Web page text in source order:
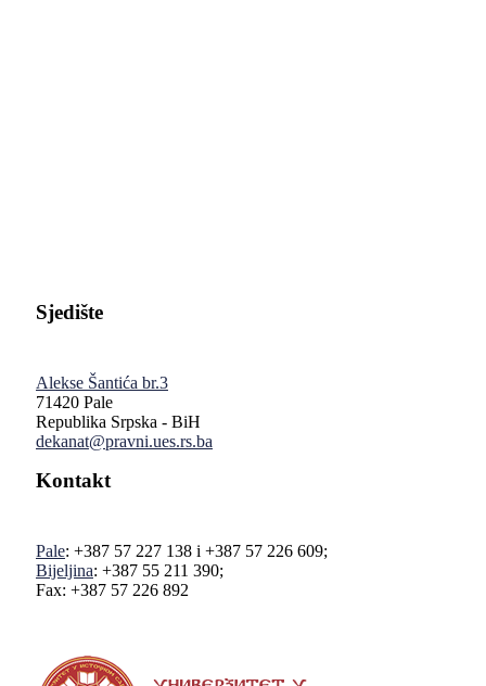
Sjedište
Alekse Šantića br.3
71420 Pale
Republika Srpska - BiH
dekanat@pravni.ues.rs.ba
Kontakt
Pale: +387 57 227 138 i +387 57 226 609;
Bijeljina: +387 55 211 390;
Fax: +387 57 226 892